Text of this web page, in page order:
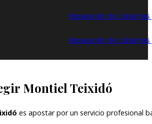
Reparación de
Reparación de
Montiel Teixidó
es apostar por un servicio profesional